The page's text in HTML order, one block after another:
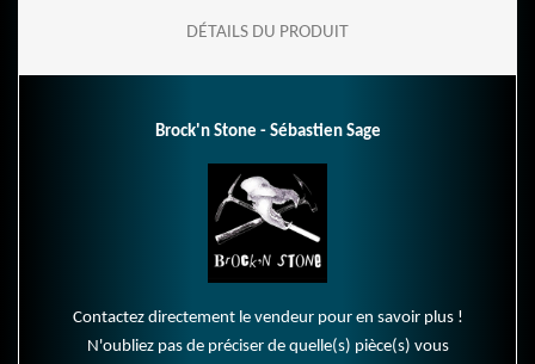
DÉTAILS DU PRODUIT
Brock'n Stone - Sébastien Sage
Contactez directement le vendeur pour en savoir plus !
N'oubliez pas de préciser de quelle(s) pièce(s) vous